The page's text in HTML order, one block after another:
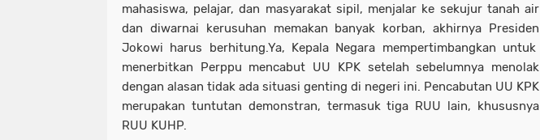
mahasiswa, pelajar, dan masyarakat sipil, menjalar ke sekujur tanah air
dan diwarnai kerusuhan memakan banyak korban, akhirnya Presiden
Jokowi harus berhitung.Ya, Kepala Negara mempertimbangkan untuk
menerbitkan Perppu mencabut UU KPK setelah sebelumnya menolak
dengan alasan tidak ada situasi genting di negeri ini. Pencabutan UU KPK
merupakan tuntutan demonstran, termasuk tiga RUU lain, khususnya
RUU KUHP.